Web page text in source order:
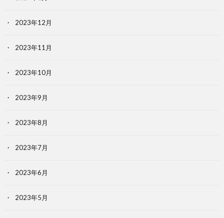
2023年12月
2023年11月
2023年10月
2023年9月
2023年8月
2023年7月
2023年6月
2023年5月